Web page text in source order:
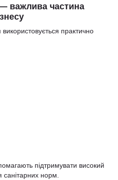
важлива частина
практично
підтримувати високий
санітарних норм.